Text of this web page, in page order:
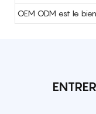
OEM ODM est le